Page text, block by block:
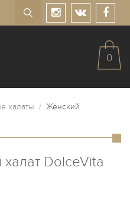
0
халаты / Женский
DolceVita